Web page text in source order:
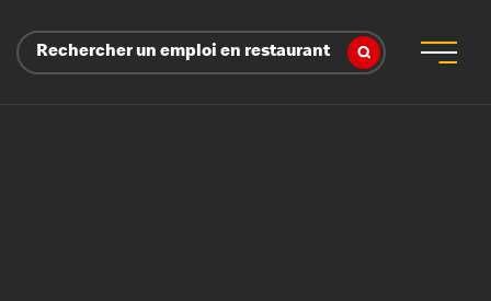
Rechercher un emploi en restaurant